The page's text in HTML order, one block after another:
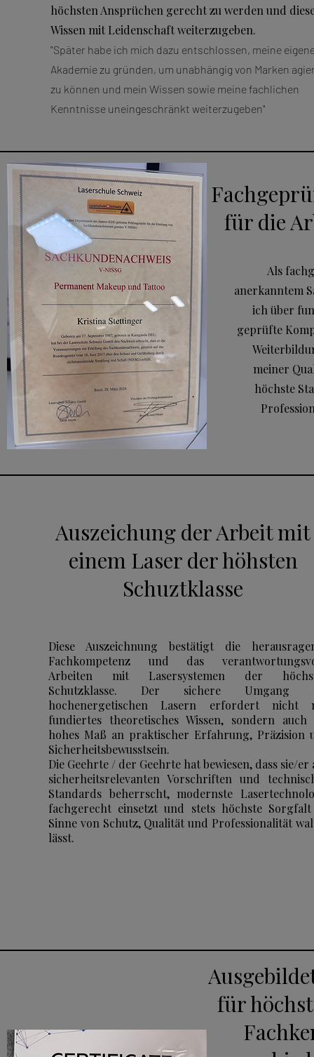
höchsten Ansprüchen gerecht zu werden und
Wissen mit Leidenschaft weiterzugeben.
"Später habe ich mich dazu entschlossen, meine
Akademie zu gründen, um unabhängig von Marken
zu können und mein Wissen sowie meine fachlichen
Kenntnisse uneingeschränkt weiterzugeben"
für die
Als
anerkanntem
ich über
geprüfte
meiner
höchste
Auszeichung der Arbeit mit
einem Laser der höhsten
Schuztklasse
Diese Auszeichnung bestätigt die
Fachkompetenz und das
Arbeiten mit Lasersystemen der
Schutzklasse. Der sichere Umgang
hochenergetischen Lasern erfordert nicht
fundiertes theoretisches Wissen, sondern auch
hohes Maß an praktischer Erfahrung, Präzision
Sicherheitsbewusstsein.
Die Geehrte / der Geehrte hat bewiesen, dass sie/er
sicherheitsrelevanten Vorschriften und
Standards beherrscht, modernste
fachgerecht einsetzt und stets höchste
Sinne von Schutz, Qualität und Professionalität
lässt.
für